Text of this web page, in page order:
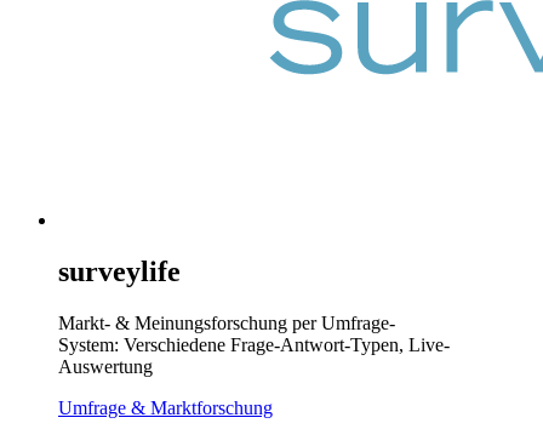
surveylife
Markt- & Meinungsforschung per Umfrage-
System: Verschiedene Frage-Antwort-Typen, Live-
Auswertung
Umfrage & Marktforschung